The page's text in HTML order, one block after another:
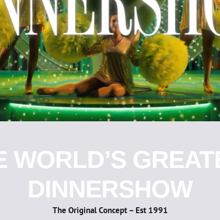
WORLD’S
DINNERSHOW
The Original Concept – Est 1991